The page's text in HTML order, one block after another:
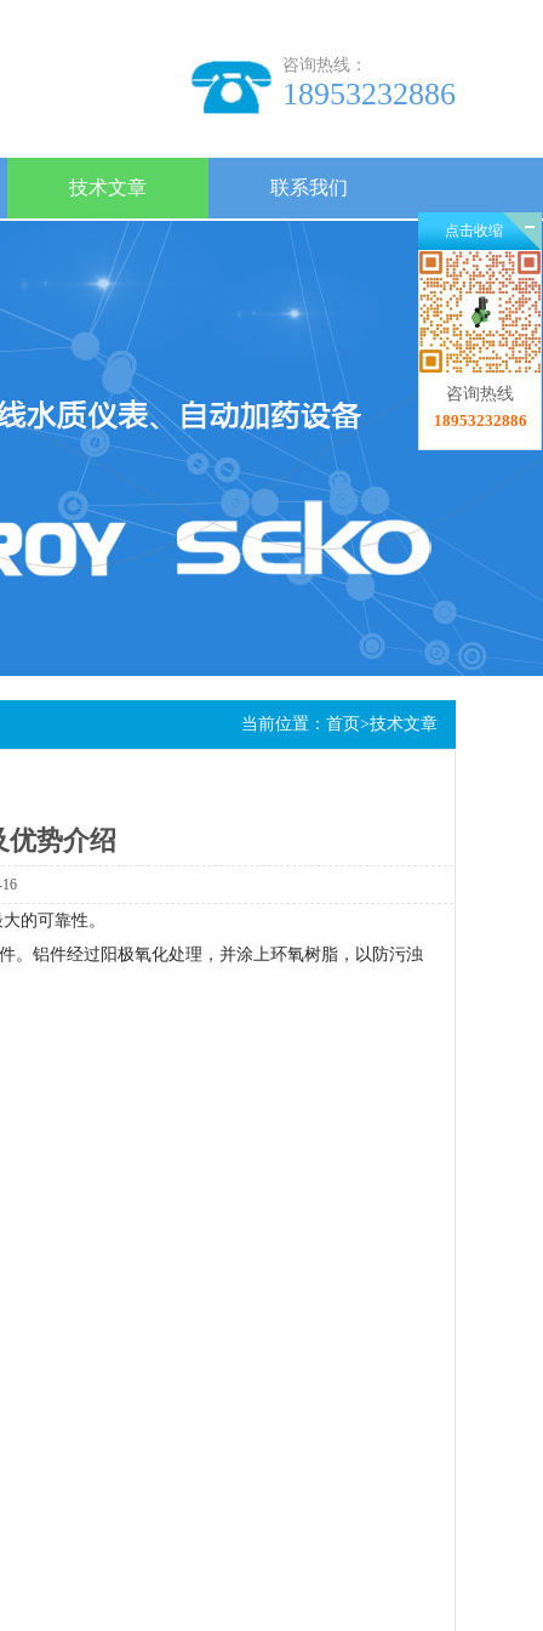
咨询热线：
18953232886
技术文章 联系我们
当前位置： 首页>技术文章
优势介绍
的可靠性。
。铝件经过阳极氧化处理，并涂上环氧树脂，以防污浊
点击收缩
咨询热线
18953232886